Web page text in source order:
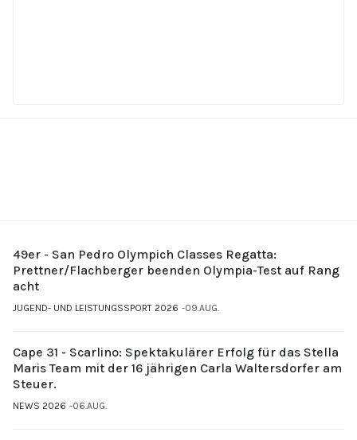
49er - San Pedro Olympich Classes Regatta:
Prettner/Flachberger beenden Olympia-Test auf Rang
acht
JUGEND- UND LEISTUNGSSPORT 2026 09.AUG.
Cape 31 - Scarlino: Spektakulärer Erfolg für das Stella
Maris Team mit der 16 jährigen Carla Waltersdorfer am
Steuer.
NEWS 2026 06.AUG.